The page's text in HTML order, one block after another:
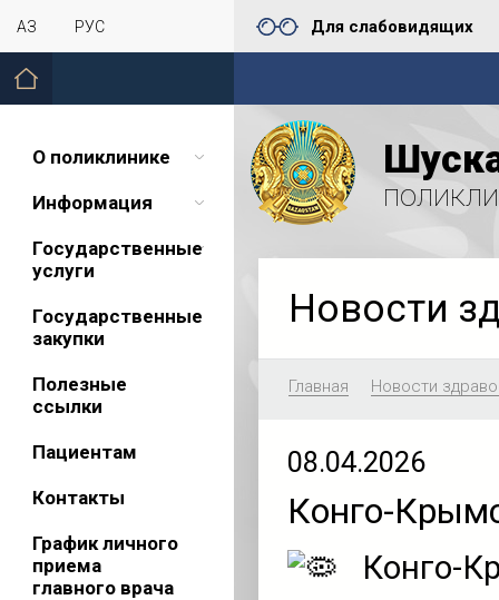
ҚАЗ РУС Для слабовидящих
О поликлинике
Информация
Государственные
услуги
Государственные
закупки
Полезные
ссылки
Пациентам
Контакты
График личного
приема
главного врача
Новости
Главная Новости
08.04.2026
Конго-
Конго-